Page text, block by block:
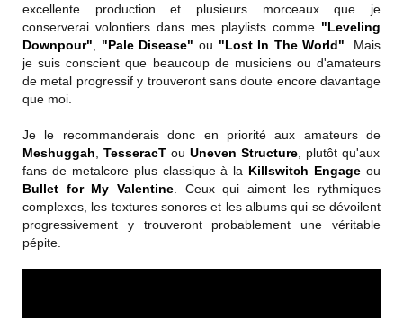
excellente production et plusieurs morceaux que je
conserverai volontiers dans mes playlists comme "Leveling
Downpour"
"Pale Disease" ou "Lost In The World" . Mais
je suis conscient que beaucoup de musiciens ou d'amateurs
de metal progressif y trouveront sans doute encore davantage
que moi.
Je le recommanderais donc en priorité aux amateurs de
Meshuggah
TesseracT ou Uneven Structure , plutôt qu'aux
fans de metalcore plus classique à la Killswitch Engage ou
Bullet for My Valentine. Ceux qui aiment les rythmiques
complexes, les textures sonores et les albums qui se dévoilent
progressivement y trouveront probablement une véritable
pépite.